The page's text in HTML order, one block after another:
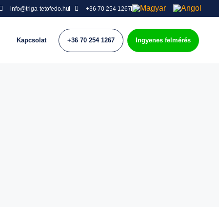
info@triga-tetofedo.hu +36 70 254 1267
Kapcsolat +36 70 254 1267 Ingyenes felmérés